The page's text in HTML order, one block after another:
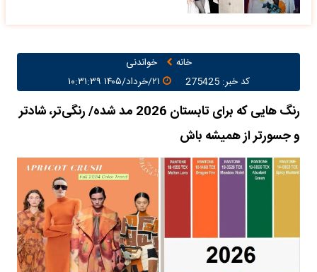
خانه
خواندنی
کد خبر: 275425
رنگ هایی که برای تابستان 2026 مد شده/ رنگی‌تر، شادتر
و جسورتر از همیشه باش